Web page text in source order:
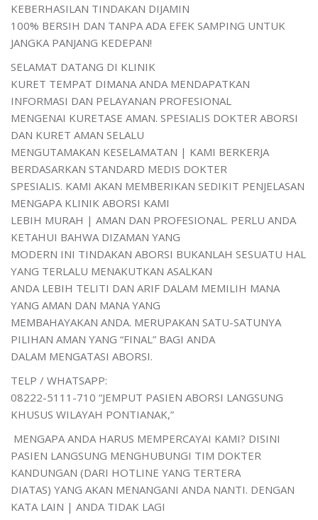
KEBERHASILAN TINDAKAN DIJAMIN
100% BERSIH DAN TANPA ADA EFEK SAMPING UNTUK
JANGKA PANJANG KEDEPAN!
SELAMAT DATANG DI KLINIK
KURET TEMPAT DIMANA ANDA MENDAPATKAN
INFORMASI DAN PELAYANAN PROFESIONAL
MENGENAI KURETASE AMAN. SPESIALIS DOKTER ABORSI
DAN KURET AMAN SELALU
MENGUTAMAKAN KESELAMATAN | KAMI BERKERJA
BERDASARKAN STANDARD MEDIS DOKTER
SPESIALIS. KAMI AKAN MEMBERIKAN SEDIKIT PENJELASAN
MENGAPA KLINIK ABORSI KAMI
LEBIH MURAH | AMAN DAN PROFESIONAL. PERLU ANDA
KETAHUI BAHWA DIZAMAN YANG
MODERN INI TINDAKAN ABORSI BUKANLAH SESUATU HAL
YANG TERLALU MENAKUTKAN ASALKAN
ANDA LEBIH TELITI DAN ARIF DALAM MEMILIH MANA
YANG AMAN DAN MANA YANG
MEMBAHAYAKAN ANDA. MERUPAKAN SATU-SATUNYA
PILIHAN AMAN YANG “FINAL” BAGI ANDA
DALAM MENGATASI ABORSI.
TELP / WHATSAPP:
08222-5111-710 “JEMPUT PASIEN ABORSI LANGSUNG
KHUSUS WILAYAH PONTIANAK,”
MENGAPA ANDA HARUS MEMPERCAYAI KAMI? DISINI
PASIEN LANGSUNG MENGHUBUNGI TIM DOKTER
KANDUNGAN (DARI HOTLINE YANG TERTERA
DIATAS) YANG AKAN MENANGANI ANDA NANTI. DENGAN
KATA LAIN | ANDA TIDAK LAGI